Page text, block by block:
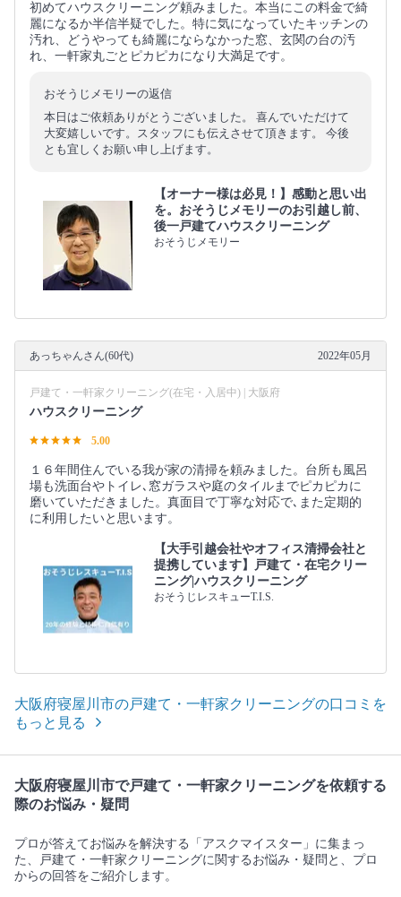
初めてハウスクリーニング頼みました。本当にこの料金で綺
麗になるか半信半疑でした。特に気になっていたキッチンの
汚れ、どうやっても綺麗にならなかった窓、玄関の台の汚
れ、一軒家丸ごとピカピカになり大満足です。
おそうじメモリーの返信
本日はご依頼ありがとうございました。 喜んでいただけて
大変嬉しいです。スタッフにも伝えさせて頂きます。 今後
とも宜しくお願い申し上げます。
【オーナー様は必見！】感動と思い出
を。おそうじメモリーのお引越し前、
後一戸建てハウスクリーニング
おそうじメモリー
あっちゃんさん(60代) 2022年05月
戸建て・一軒家クリーニング(在宅・入居中) | 大阪府
ハウスクリーニング
5.00
１６年間住んでいる我が家の清掃を頼みました。台所も風呂
場も洗面台やトイレ､窓ガラスや庭のタイルまでピカピカに
磨いていただきました。真面目で丁寧な対応で､また定期的
に利用したいと思います。
【大手引越会社やオフィス清掃会社と
提携しています】戸建て・在宅クリー
ニング|ハウスクリーニング
おそうじレスキューT.I.S.
大阪府寝屋川市の戸建て・一軒家クリーニングの口コミを
もっと見る
大阪府寝屋川市で戸建て・一軒家クリーニングを依頼する
際のお悩み・疑問
プロが答えてお悩みを解決する「アスクマイスター」に集まっ
た、戸建て・一軒家クリーニングに関するお悩み・疑問と、プロ
からの回答をご紹介します。